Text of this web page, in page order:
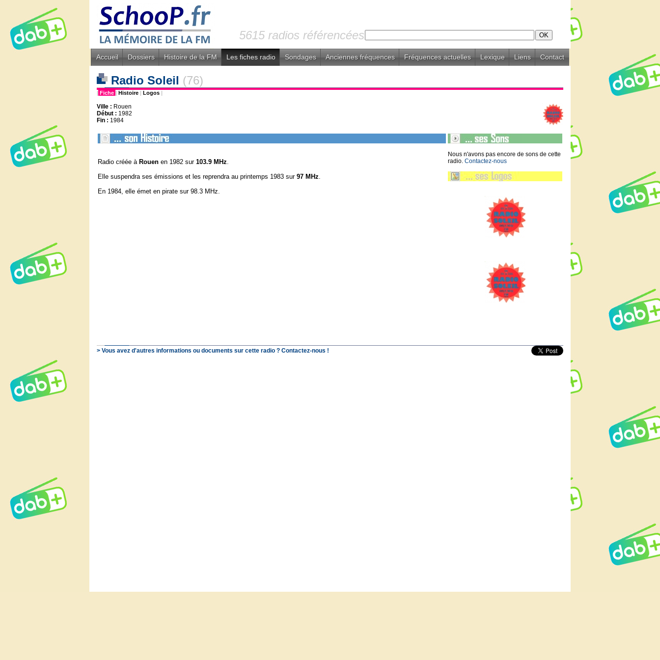
5615 radios référencées
Accueil Dossiers Histoire de la FM Les fiches radio Sondages Anciennes fréquences Fréquences actuelles Lexique Liens Contact
Radio Soleil (76)
| Fiche | Histoire | Logos |
Ville : Rouen
Début : 1982
Fin : 1984
Radio créée à Rouen en 1982 sur 103.9 MHz.
Elle suspendra ses émissions et les reprendra au printemps 1983 sur 97 MHz.
En 1984, elle émet en pirate sur 98.3 MHz.
Nous n'avons pas encore de sons de cette
radio. Contactez-nous
> Vous avez d'autres informations ou documents sur cette radio ? Contactez-nous !